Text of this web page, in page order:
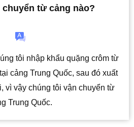
chuyển từ cảng nào?
tôi nhập khẩu quặng crôm từ
cảng Trung Quốc, sau đó xuất
vì vậy chúng tôi vận chuyển từ
Trung Quốc.